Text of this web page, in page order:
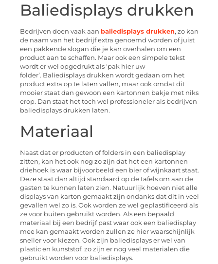
Baliedisplays drukken
Bedrijven doen vaak aan baliedisplays drukken, zo kan
de naam van het bedrijf extra genoemd worden of juist
een pakkende slogan die je kan overhalen om een
product aan te schaffen. Maar ook een simpele tekst
wordt er wel opgedrukt als ‘pak hier uw
folder’. Baliedisplays drukken wordt gedaan om het
product extra op te laten vallen, maar ook omdat dit
mooier staat dan gewoon een kartonnen bakje met niks
erop. Dan staat het toch wel professioneler als bedrijven
baliedisplays drukken laten.
Materiaal
Naast dat er producten of folders in een baliedisplay
zitten, kan het ook nog zo zijn dat het een kartonnen
driehoek is waar bijvoorbeeld een bier of wijnkaart staat.
Deze staat dan altijd standaard op de tafels om aan de
gasten te kunnen laten zien. Natuurlijk hoeven niet alle
displays van karton gemaakt zijn ondanks dat dit in veel
gevallen wel zo is. Ook worden ze wel geplastificeerd als
ze voor buiten gebruikt worden. Als een bepaald
materiaal bij een bedrijf past waar ook een baliedisplay
mee kan gemaakt worden zullen ze hier waarschijnlijk
sneller voor kiezen. Ook zijn baliedisplays er wel van
plastic en kunststof, zo zijn er nog veel materialen die
gebruikt worden voor baliedisplays.